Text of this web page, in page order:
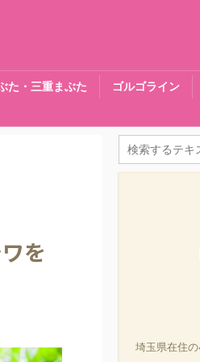
た・三重まぶた ゴルゴライン
を
埼玉県在住